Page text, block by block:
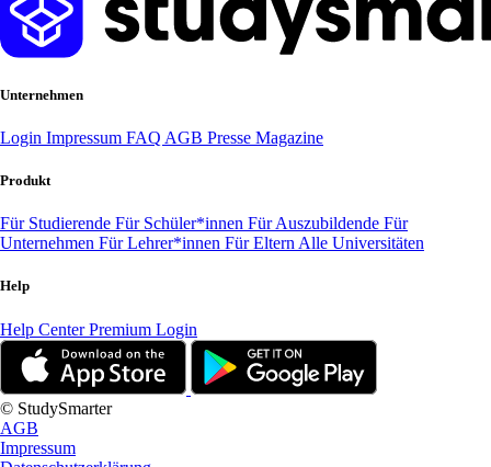
Unternehmen
Login Impressum FAQ AGB Presse Magazine
Produkt
Für Studierende Für Schüler*innen Für Auszubildende Für
Unternehmen Für Lehrer*innen Für Eltern Alle Universitäten
Help
Help CenterPremium Login
© StudySmarter
AGB
Impressum